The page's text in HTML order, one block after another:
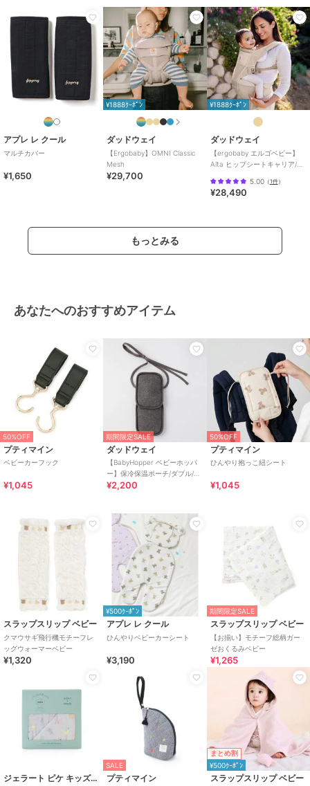
・本体の破損に注意する
穴が開くと冷却能力が著しく低下します。
・電源の切り忘れに注意する
ファンの寿命低下につながります。
・スペーサーを入れるときは、スペーサーの向きに注意する
凹面が身体に触れる面になるように入れてください。
・保冷ジェルは直接肌に当てず、常にメッシュポケットに入れて使用
してください。
・気温やお子さまの体調によって、使用により体調を崩したりするお
使用時は常にお子さまの様子に注意してください。
・長期間使用しないときは電池を取り外す
液漏れによる故障の原因になります。
・ベビーカーに使用する際は電池ボックス及びケーブルをベビーカー
●開封厳禁
し、中身が飛び出します）。
にスイッチを切り、ふくれた状態がおさまるまで開けないでくださ
●専用ポーチに入れたままで電子レンジに絶対入れないでください。
●オーブン、トースター、グリル等の機能は絶対に使用しないでくだ
さい。
●加熱後はやけどの恐れがあるので、必ずタオル等を使用し、素手で
直接触れないよう注意してください。
●冷凍した状態のジェルパックをあたためる時は、一度完全に解凍さ
せてから、加熱してください。
●袋を開けないでください。
●中身（ジェル）は無害ですが食べないでください。
●二つ折にしたり、落としたり、固いものやとがったものに接触させ
さい。破損した場合は使用しないでください（冷凍した状態で落とし
たり、ぶつけたりすると破損することがあります）。
●直射日光に長時間あてたり、火気に近づけたりしないでください。
●長時間の使用によりジェルパックの強度が低下する場合がありま
す。ジェルパックの弾力性の低下や亀裂
などが見られた場合は使用を中止してください。
●本来の使用目的以外で使用しないでください。
●ジェルパックは必ず専用シートに入れて使用し、直接肌にあてない
ように注意してください。
●ゴミとして処分する際はお住まいの地域の各自治体が定める方法に
基づいて処分してください。
●使用しない時は、乳幼児の手の届かない冷暗な場所もしくは冷凍庫
●万ー中身がもれて衣類などについた場合は、すぐに水洗いしてくだ
さい。
●中身が目に入ったり、皮虞についた場合は、すぐに多量の水で洗い
流し、目や皮虞に異常を感じた場合は、
すぐに医師に相談してください。
●お子さまの様子を確認しながら使用してください。
アプレ レ クール
マルチカバー
¥1,650
¥1888ｸｰﾎﾟﾝ
ダッドウェイ
【Ergobaby】OMNI Classic
Mesh
¥29,700
¥1888ｸｰﾎﾟﾝ
ダッドウェイ
【ergobaby エルゴベビー】
Alta ヒップシートキャリア/ナ
5.00（1件）
¥28,490
もっとみる
あなたへのおすすめアイテム
50%OFF
プティマイン
ベビーカーフック
¥1,045
期間限定SALE
ダッドウェイ
【BabyHopper ベビーホッパ
ー】保冷保温ポーチ/ダブル/チ
ャコールグレー
¥2,200
50%OFF
プティマイン
ひんやり抱っこ紐シート
¥1,045
スラップスリップ ベビー
クマウサギ飛行機モチーフレ
ッグウォーマーベビー
¥1,320
¥500ｸｰﾎﾟﾝ
アプレ レ クール
ひんやりベビーカーシート
¥3,190
期間限定SALE
スラップスリップ ベビー
【お揃い】モチーフ総柄ガー
ゼおくるみベビー
¥1,265
ジェラート ピケ キッズ＆ベビー
SALE
プティマイン
まとめ割
¥500ｸｰﾎﾟﾝ
スラップスリップ ベビー